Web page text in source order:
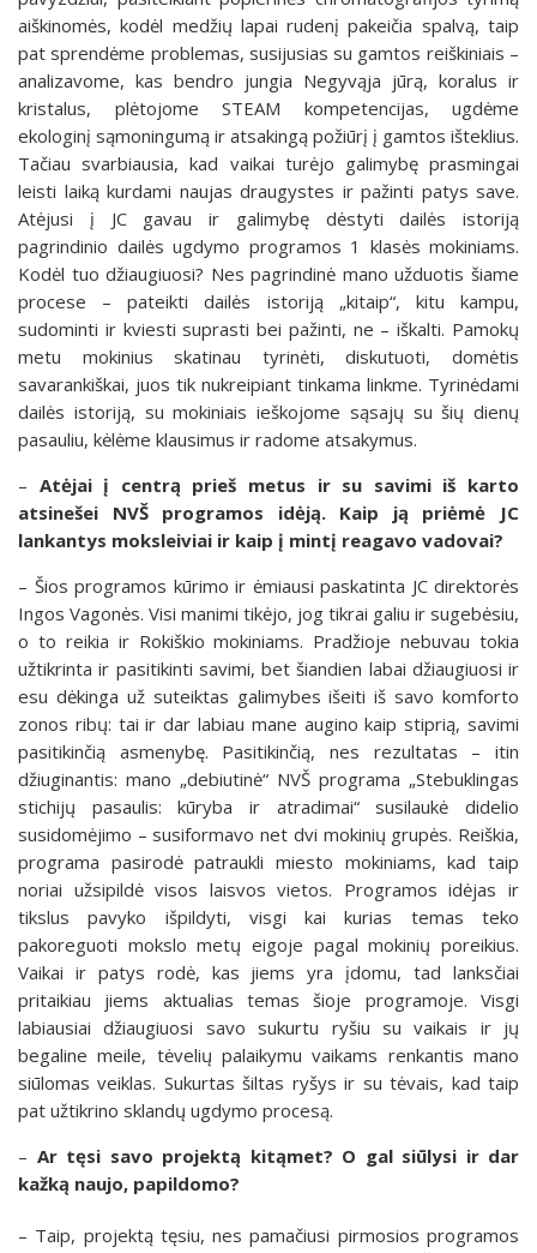
aiškinomės, kodėl medžių lapai rudenį pakeičia spalvą, taip
pat sprendėme problemas, susijusias su gamtos reiškiniais –
analizavome, kas bendro jungia Negyvąja jūrą, koralus ir
kristalus, plėtojome STEAM kompetencijas, ugdėme
ekologinį sąmoningumą ir atsakingą požiūrį į gamtos išteklius.
Tačiau svarbiausia, kad vaikai turėjo galimybę prasmingai
leisti laiką kurdami naujas draugystes ir pažinti patys save.
Atėjusi į JC gavau ir galimybę dėstyti dailės istoriją
pagrindinio dailės ugdymo programos 1 klasės mokiniams.
Kodėl tuo džiaugiuosi? Nes pagrindinė mano užduotis šiame
procese – pateikti dailės istoriją „kitaip“, kitu kampu,
sudominti ir kviesti suprasti bei pažinti, ne – iškalti. Pamokų
metu mokinius skatinau tyrinėti, diskutuoti, domėtis
savarankiškai, juos tik nukreipiant tinkama linkme. Tyrinėdami
dailės istoriją, su mokiniais ieškojome sąsajų su šių dienų
pasauliu, kėlėme klausimus ir radome atsakymus.
– Atėjai į centrą prieš metus ir su savimi iš karto
atsinešei NVŠ programos idėją. Kaip ją priėmė JC
lankantys moksleiviai ir kaip į mintį reagavo vadovai?
– Šios programos kūrimo ir ėmiausi paskatinta JC direktorės
Ingos Vagonės. Visi manimi tikėjo, jog tikrai galiu ir sugebėsiu,
o to reikia ir Rokiškio mokiniams. Pradžioje nebuvau tokia
užtikrinta ir pasitikinti savimi, bet šiandien labai džiaugiuosi ir
esu dėkinga už suteiktas galimybes išeiti iš savo komforto
zonos ribų: tai ir dar labiau mane augino kaip stiprią, savimi
pasitikinčią asmenybę. Pasitikinčią, nes rezultatas – itin
džiuginantis: mano „debiutinė“ NVŠ programa „Stebuklingas
stichijų pasaulis: kūryba ir atradimai“ susilaukė didelio
susidomėjimo – susiformavo net dvi mokinių grupės. Reiškia,
programa pasirodė patraukli miesto mokiniams, kad taip
noriai užsipildė visos laisvos vietos. Programos idėjas ir
tikslus pavyko išpildyti, visgi kai kurias temas teko
pakoreguoti mokslo metų eigoje pagal mokinių poreikius.
Vaikai ir patys rodė, kas jiems yra įdomu, tad lanksčiai
pritaikiau jiems aktualias temas šioje programoje. Visgi
labiausiai džiaugiuosi savo sukurtu ryšiu su vaikais ir jų
begaline meile, tėvelių palaikymu vaikams renkantis mano
siūlomas veiklas. Sukurtas šiltas ryšys ir su tėvais, kad taip
pat užtikrino sklandų ugdymo procesą.
– Ar tęsi savo projektą kitąmet? O gal siūlysi ir dar
kažką naujo, papildomo?
– Taip, projektą tęsiu, nes pamačiusi pirmosios programos